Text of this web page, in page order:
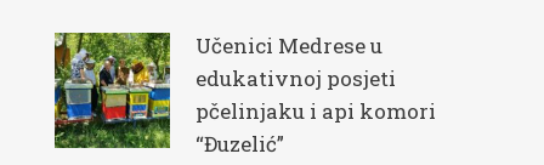
Učenici Medrese u
edukativnoj posjeti
pčelinjaku i api komori
“Đuzelić”